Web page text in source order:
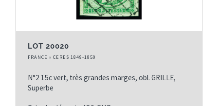
LOT 20020
FRANCE » CERES 1849-1850
N°2 15c vert, très grandes marges, obl. GRILLE,
Superbe